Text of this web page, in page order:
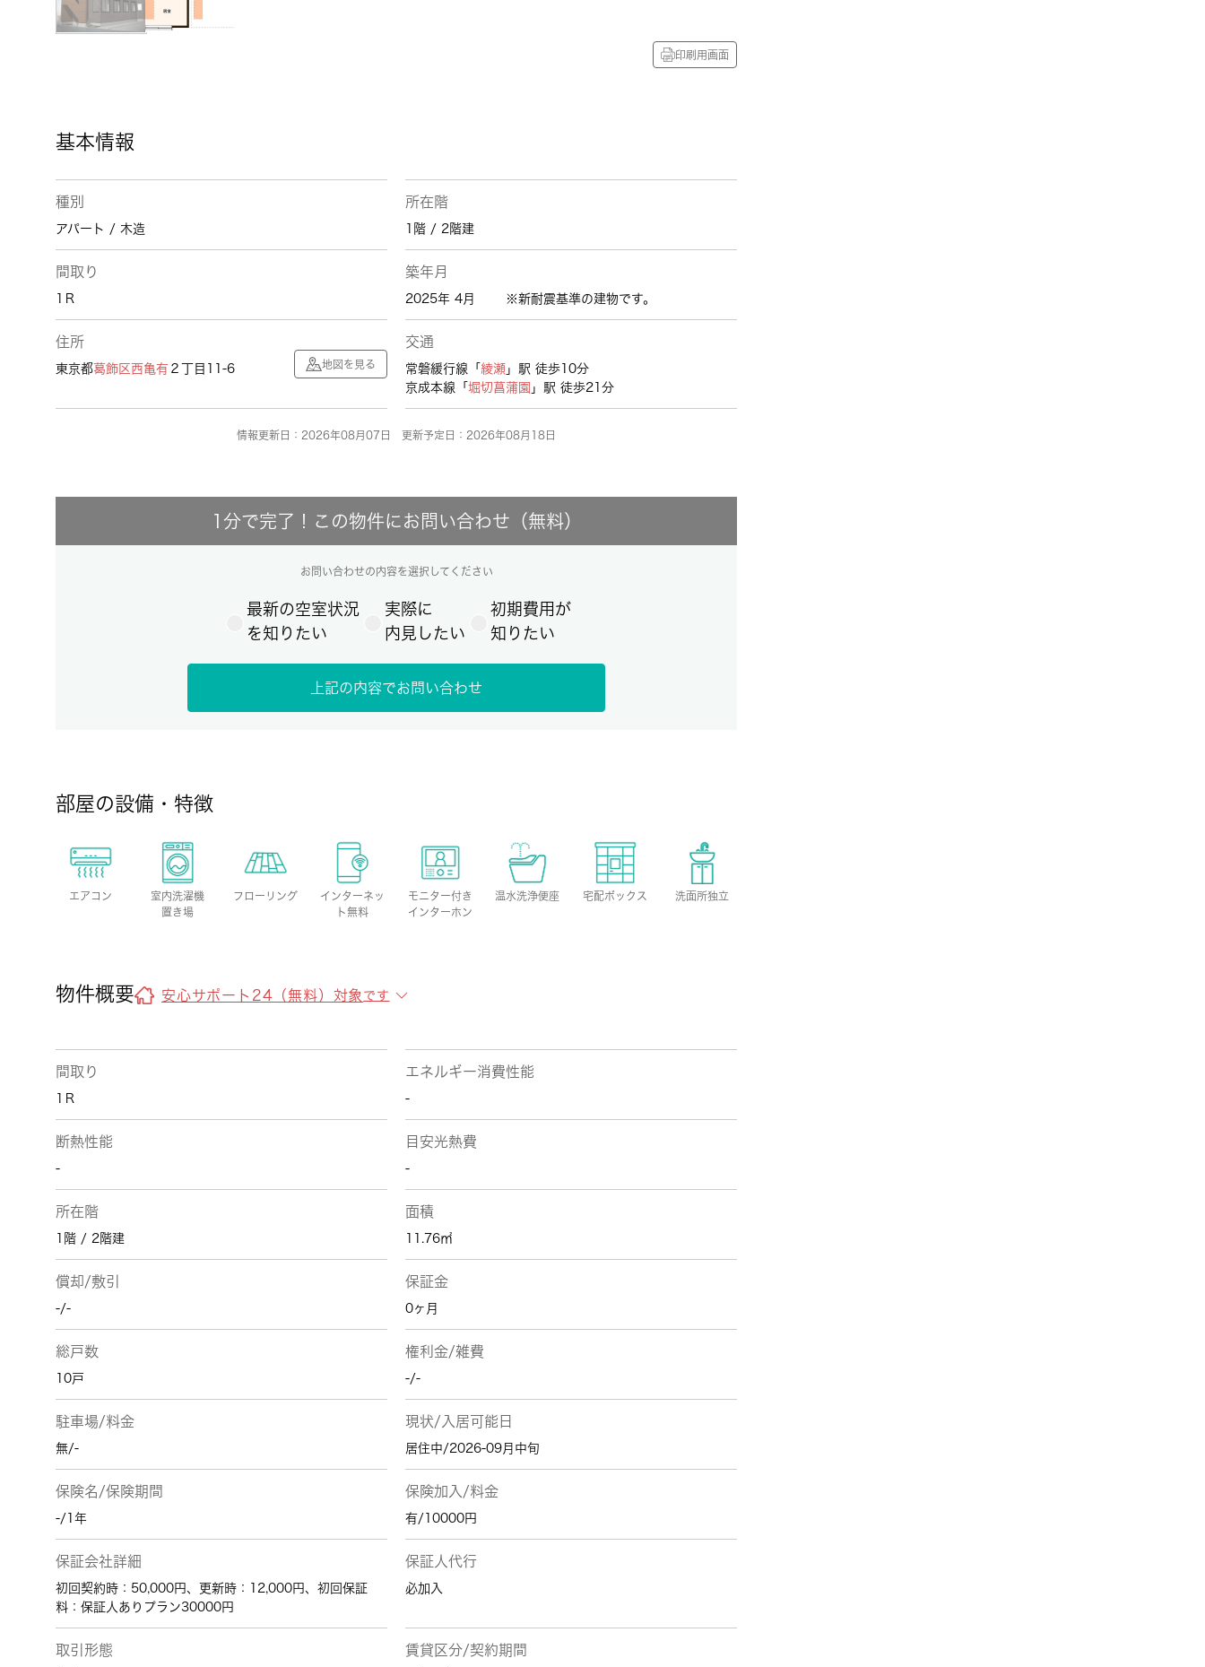
印刷用画面
基本情報
種別
アパート / 木造
所在階
1階 / 2階建
間取り
1Ｒ
築年月
2025年 4月 ※新耐震基準の建物です。
住所
東京都葛飾区 西亀有 ２丁目11-6 地図を見る
交通
常磐緩行線「 綾瀬 」駅 徒歩10分
京成本線「 堀切菖蒲園 」駅 徒歩21分
情報更新日：2026年08月07日 更新予定日：2026年08月18日
1分で完了！この物件にお問い合わせ（無料）
お問い合わせの内容を選択してください
最新の空室状況
を知りたい
実際に
内見したい
初期費用が
知りたい
上記の内容でお問い合わせ
部屋の設備・特徴
エアコン
室内洗濯機
置き場
フローリング
インターネッ
ト無料
モニター付き
インターホン
温水洗浄便座 宅配ボックス 洗面所独立
物件概要 安心サポート24（無料）対象 です
間取り
1Ｒ
エネルギー消費性能
-
断熱性能
-
目安光熱費
-
所在階
1階 / 2階建
面積
11.76㎡
償却/敷引
-/-
保証金
0ヶ月
総戸数
10戸
権利金/雑費
-/-
駐車場/料金
無/-
現状/入居可能日
居住中/2026-09月中旬
保険名/保険期間
-/1年
保険加入/料金
有/10000円
保証会社詳細
初回契約時：50,000円、更新時：12,000円、初回保証
料：保証人ありプラン30000円
保証人代行
必加入
取引形態 賃貸区分/契約期間